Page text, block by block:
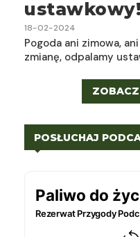
ustawkowy!
18-02-2024
Pogoda ani zimowa,
zmianę, odpalamy
POSŁUCHAJ